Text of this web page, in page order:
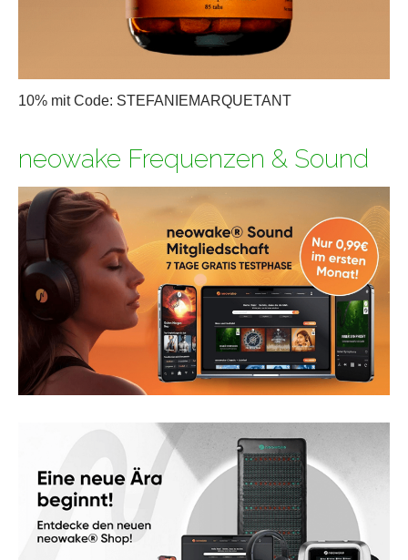
10% mit Code: STEFANIEMARQUETANT
neowake Frequenzen & Sound